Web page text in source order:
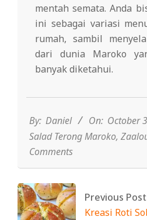
mentah semata. Anda
ini sebagai variasi
rumah, sambil
dari dunia Maroko
banyak diketahui.
03
By: Daniel On: October
Salad Terong Maroko,
Comments
Previous
Kreasi Roti